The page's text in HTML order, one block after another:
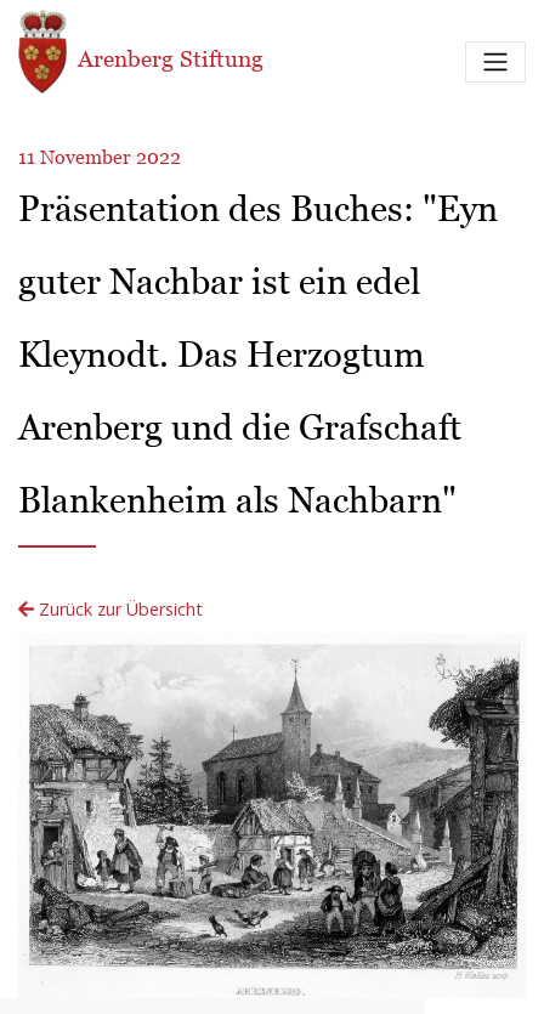
Direkt zum Inhalt
Arenberg Stiftung
11 November 2022
Präsentation des Buches: "Eyn
guter Nachbar ist ein edel
Kleynodt. Das Herzogtum
Arenberg und die Grafschaft
Blankenheim als Nachbarn"
Zurück zur Übersicht